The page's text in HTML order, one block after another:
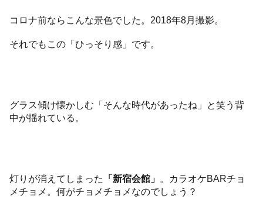
コロナ前ならこんな景色でした。2018年8月撮影。
それでもこの「ひっそり感」です。
グラス傾け懐かしむ「そんな時代があったね」と笑う背
中が揺れている。
灯りが消えてしまった 「新宿会館」 。カラオケBARチョ
メチョメ。何がチョメチョメなのでしょう？